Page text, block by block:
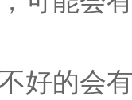
好的会